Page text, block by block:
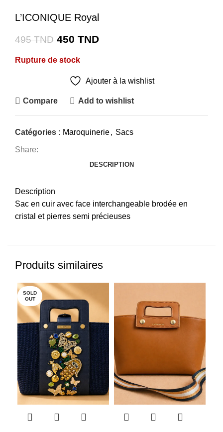
L’ICONIQUE Royal
495TND Le
initial
était :
495 TND.
450 TNDLe
est :
450 TND.
Rupture de stock
Ajouter à la wishlist
Compare Add to wishlist
Catégories : Maroquinerie, Sacs
Share:
DESCRIPTION
Description
Sac en cuir avec face interchangeable brodée en
cristal et pierres semi précieuses
Produits similaires
SOLD
OUT